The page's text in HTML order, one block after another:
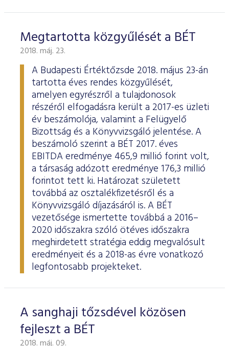
Megtartotta közgyűlését a BÉT
2018. máj. 23.
A Budapesti Értéktőzsde 2018. május 23-án
tartotta éves rendes közgyűlését,
amelyen egyrészről a tulajdonosok
részéről elfogadásra került a 2017-es üzleti
év beszámolója, valamint a Felügyelő
Bizottság és a Könyvvizsgáló jelentése. A
beszámoló szerint a BÉT 2017. éves
EBITDA eredménye 465,9 millió forint volt,
a társaság adózott eredménye 176,3 millió
forintot tett ki. Határozat született
továbbá az osztalékfizetésről és a
Könyvvizsgáló díjazásáról is. A BÉT
vezetősége ismertette továbbá a 2016–
2020 időszakra szóló ötéves időszakra
meghirdetett stratégia eddig megvalósult
eredményeit és a 2018-as évre vonatkozó
legfontosabb projekteket.
A sanghaji tőzsdével közösen
fejleszt a BÉT